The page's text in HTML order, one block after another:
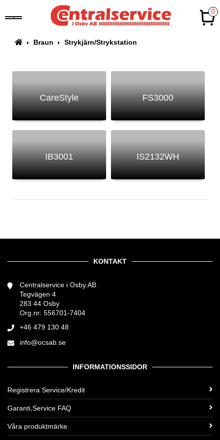
0
Braun Strykjärn/Strykstation
CareStyle FS3000
IB3001 IS2132WH
KONTAKT
Centralservice i Osby AB
Tegvägen 4
283 44 Osby
Org.nr: 556701-7404
+46 479 130 48
info@ocsab.se
INFORMATIONSSIDOR
Registrera Service/Kredit
Garanti,Service FAQ
Våra produktmärke